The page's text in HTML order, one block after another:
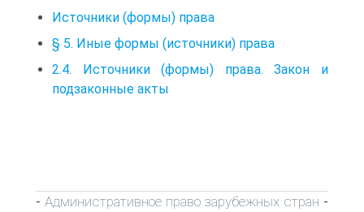
Источники (формы) права
§ 5. Иные формы (источники) права
2.4. Источники (формы) права. Закон и
подзаконные акты
- Административное право зарубежных стран -